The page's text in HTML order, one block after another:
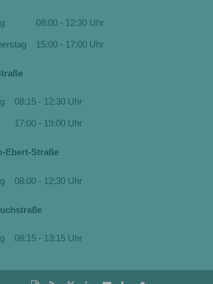
08:00 - 12:30 Uhr
15:00 - 17:00 Uhr
08:15 - 12:30 Uhr
17:00 - 19:00 Uhr
Ebert-Straße
08:00 - 12:30 Uhr
08:15 - 13:15 Uhr
Diese RSS- Auf Auf Per tel:+49(202)302059